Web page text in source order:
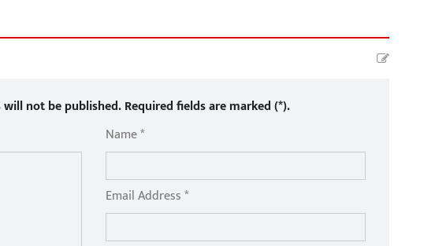
not be published. Required fields are marked (*).
Name *
Email Address *